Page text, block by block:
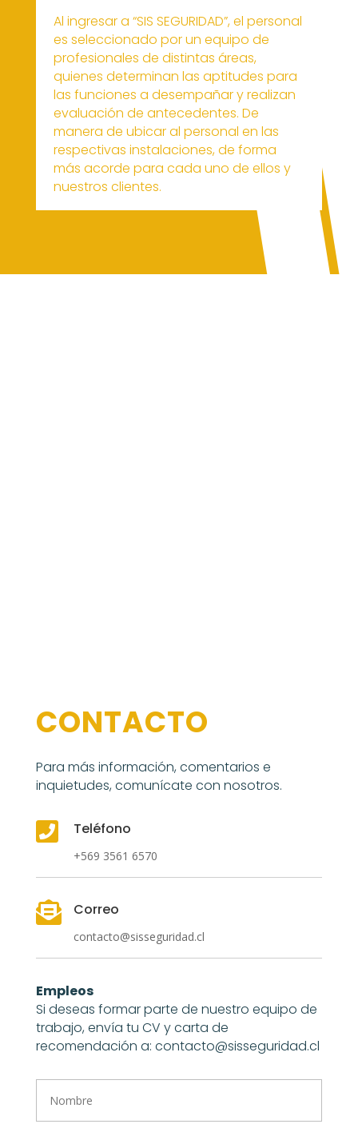
Al ingresar a “SIS SEGURIDAD”, el personal
es seleccionado por un equipo de
profesionales de distintas áreas,
quienes determinan las aptitudes para
las funciones a desempañar y realizan
evaluación de antecedentes. De
manera de ubicar al personal en las
respectivas instalaciones, de forma
más acorde para cada uno de ellos y
nuestros clientes.
CONTACTO
Para más información, comentarios e
inquietudes, comunícate con nosotros.
 Teléfono
+569 3561 6570
 Correo
contacto@sisseguridad.cl
Empleos
Si deseas formar parte de nuestro equipo de
trabajo, envía tu CV y carta de
recomendación a: contacto@sisseguridad.cl